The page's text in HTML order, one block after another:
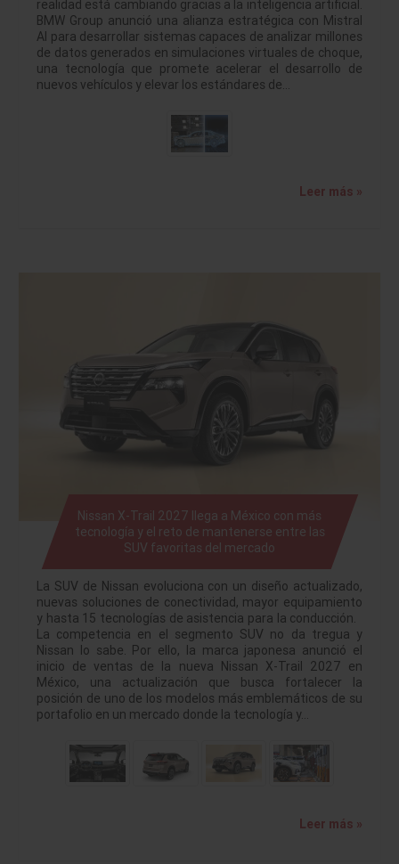
realidad está cambiando gracias a la inteligencia artificial.
BMW Group anunció una alianza estratégica con Mistral
AI para desarrollar sistemas capaces de analizar millones
de datos generados en simulaciones virtuales de choque,
una tecnología que promete acelerar el desarrollo de
nuevos vehículos y elevar los estándares de…
Leer más »
Nissan X-Trail 2027 llega a México con más
tecnología y el reto de mantenerse entre las
SUV favoritas del mercado
La SUV de Nissan evoluciona con un diseño actualizado,
nuevas soluciones de conectividad, mayor equipamiento
y hasta 15 tecnologías de asistencia para la conducción.
La competencia en el segmento SUV no da tregua y
Nissan lo sabe. Por ello, la marca japonesa anunció el
inicio de ventas de la nueva Nissan X-Trail 2027 en
México, una actualización que busca fortalecer la
posición de uno de los modelos más emblemáticos de su
portafolio en un mercado donde la tecnología y…
Leer más »